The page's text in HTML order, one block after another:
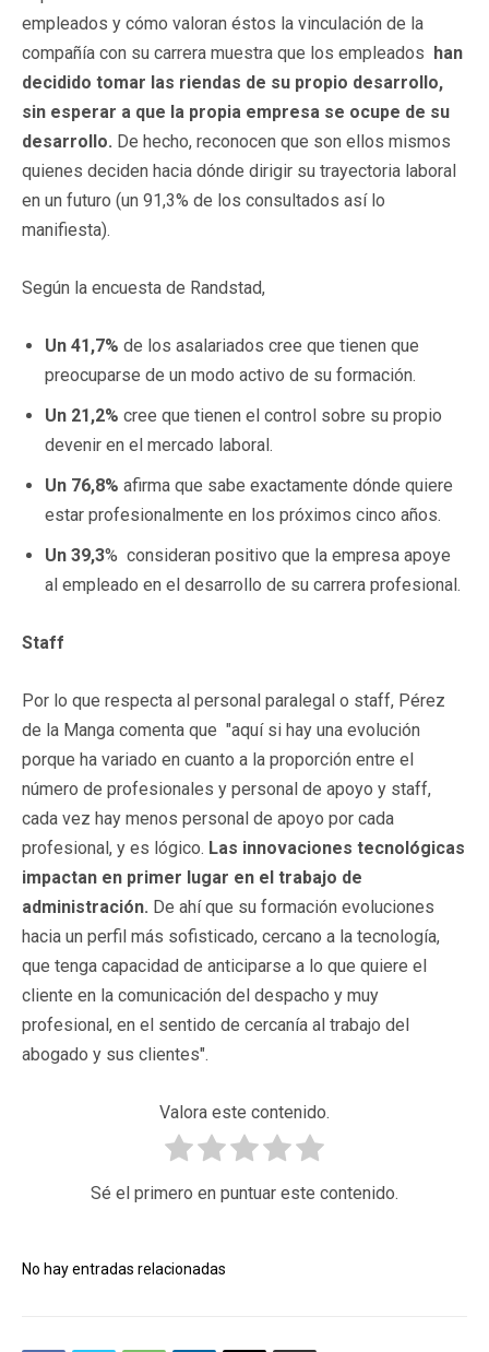
empleados y cómo valoran éstos la vinculación de la
compañía con su carrera muestra que los empleados han
decidido tomar las riendas de su propio desarrollo,
sin esperar a que la propia empresa se ocupe de su
desarrollo. De hecho, reconocen que son ellos mismos
quienes deciden hacia dónde dirigir su trayectoria laboral
en un futuro (un 91,3% de los consultados así lo
manifiesta).
Según la encuesta de Randstad,
Un 41,7% de los asalariados cree que tienen que
preocuparse de un modo activo de su formación.
Un 21,2% cree que tienen el control sobre su propio
devenir en el mercado laboral.
Un 76,8% afirma que sabe exactamente dónde quiere
estar profesionalmente en los próximos cinco años.
Un 39,3% consideran positivo que la empresa apoye
al empleado en el desarrollo de su carrera profesional.
Staff
Por lo que respecta al personal paralegal o staff, Pérez
de la Manga comenta que "aquí si hay una evolución
porque ha variado en cuanto a la proporción entre el
número de profesionales y personal de apoyo y staff,
cada vez hay menos personal de apoyo por cada
profesional, y es lógico. Las innovaciones tecnológicas
impactan en primer lugar en el trabajo de
administración. De ahí que su formación evoluciones
hacia un perfil más sofisticado, cercano a la tecnología,
que tenga capacidad de anticiparse a lo que quiere el
cliente en la comunicación del despacho y muy
profesional, en el sentido de cercanía al trabajo del
abogado y sus clientes".
Valora este contenido.
Sé el primero en puntuar este contenido.
No hay entradas relacionadas